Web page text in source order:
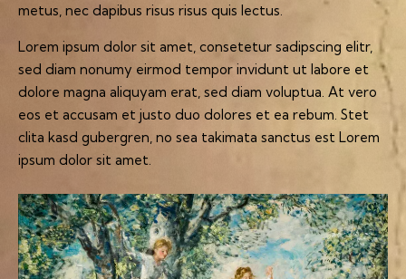
metus, nec dapibus risus risus quis lectus.
Lorem ipsum dolor sit amet, consetetur sadipscing elitr,
sed diam nonumy eirmod tempor invidunt ut labore et
dolore magna aliquyam erat, sed diam voluptua. At vero
eos et accusam et justo duo dolores et ea rebum. Stet
clita kasd gubergren, no sea takimata sanctus est Lorem
ipsum dolor sit amet.